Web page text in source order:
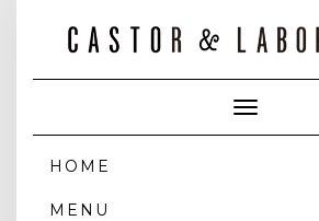
Toggle
Navigation
HOME
MENU